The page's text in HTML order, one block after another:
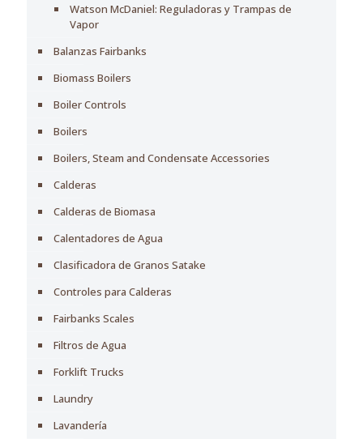
Watson McDaniel: Reguladoras y Trampas de
Vapor
Balanzas Fairbanks
Biomass Boilers
Boiler Controls
Boilers
Boilers, Steam and Condensate Accessories
Calderas
Calderas de Biomasa
Calentadores de Agua
Clasificadora de Granos Satake
Controles para Calderas
Fairbanks Scales
Filtros de Agua
Forklift Trucks
Laundry
Lavandería